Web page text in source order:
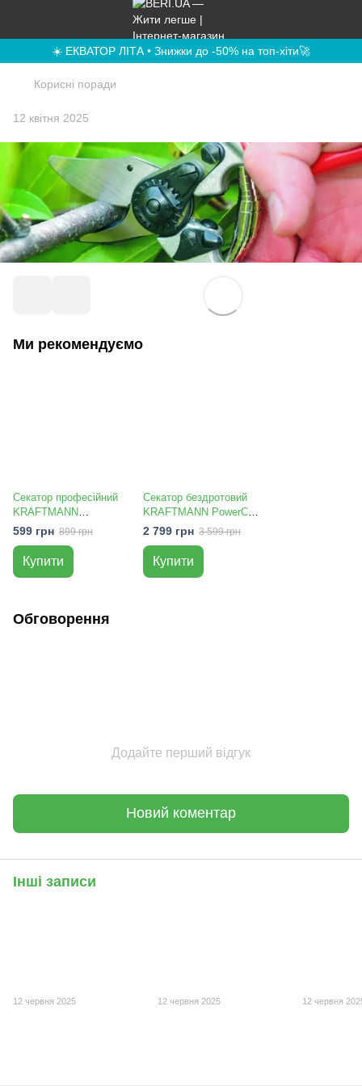
☀️ ЕКВАТОР ЛІТА • Знижки до -50% на топ-хіти🚀
Корисні поради
12 квітня 2025
Ми рекомендуємо
Секатор професійний
KRAFTMANN
GardenPro Cutter 8" 20
599 грн 899 грн
Купити
Секатор бездротовий
KRAFTMANN PowerCut
Pro
2 799 грн 3 599 грн
Купити
Обговорення
Додайте перший відгук
Новий коментар
Інші записи
12 червня 2025 12 червня 2025 12 червня